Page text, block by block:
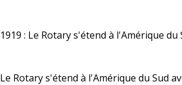
1919 : Le Rotary s'étend à l'Amérique du
Le Rotary s'étend à l'Amérique du Sud